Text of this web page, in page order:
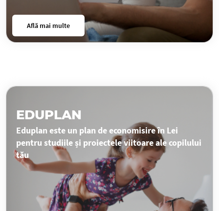
Află mai multe
EDUPLAN
Eduplan este un plan de economisire în Lei
pentru studiile și proiectele viitoare ale copilului
tău